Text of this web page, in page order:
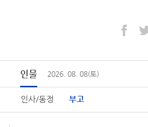
인물
인사/동정 부고
2026 08 08(토)